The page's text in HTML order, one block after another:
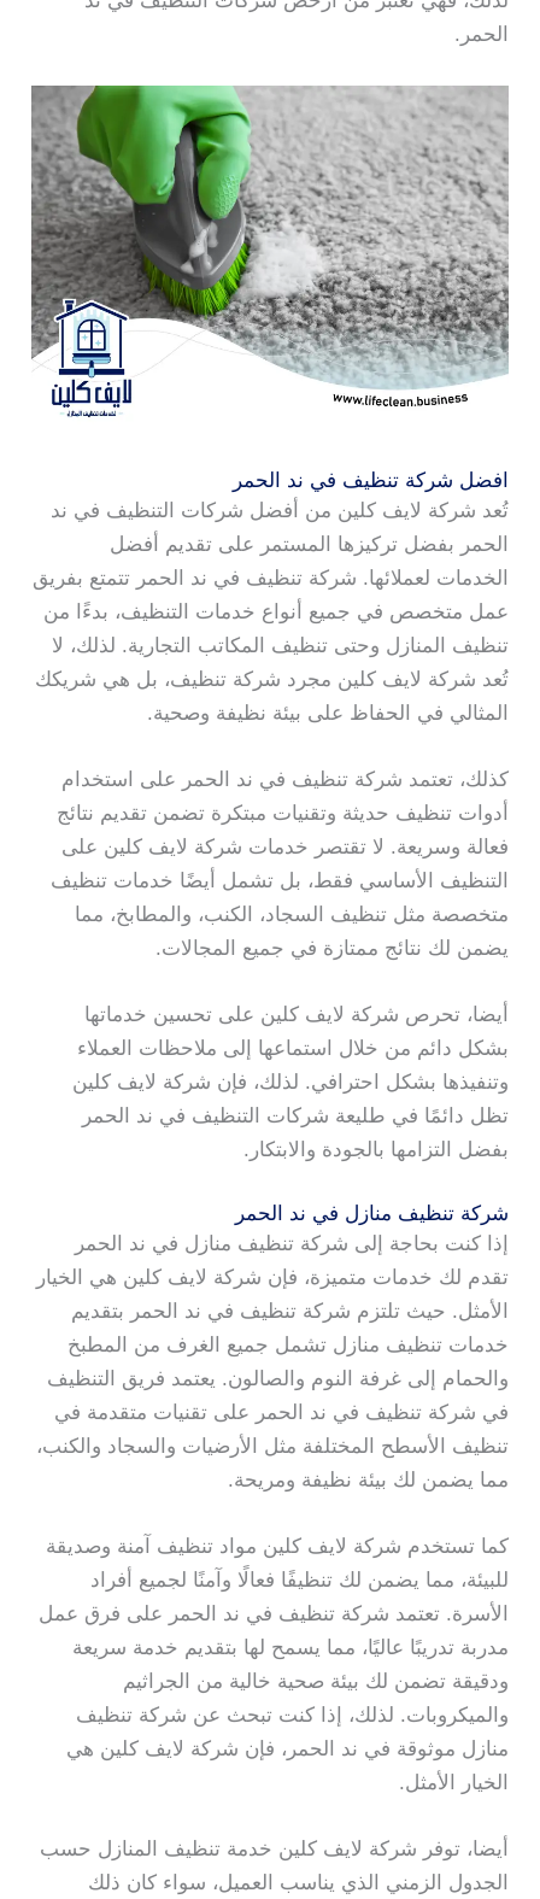
الحمر.
افضل شركة تنظيف في ند الحمر
تُعد شركة لايف كلين من أفضل شركات التنظيف في ند
الحمر بفضل تركيزها المستمر على تقديم أفضل
الخدمات لعملائها. شركة تنظيف في ند الحمر تتمتع بفريق
عمل متخصص في جميع أنواع خدمات التنظيف، بدءًا من
تنظيف المنازل وحتى تنظيف المكاتب التجارية. لذلك، لا
تُعد شركة لايف كلين مجرد شركة تنظيف، بل هي شريكك
المثالي في الحفاظ على بيئة نظيفة وصحية.
كذلك، تعتمد شركة تنظيف في ند الحمر على استخدام
أدوات تنظيف حديثة وتقنيات مبتكرة تضمن تقديم نتائج
فعالة وسريعة. لا تقتصر خدمات شركة لايف كلين على
التنظيف الأساسي فقط، بل تشمل أيضًا خدمات تنظيف
متخصصة مثل تنظيف السجاد، الكنب، والمطابخ، مما
يضمن لك نتائج ممتازة في جميع المجالات.
أيضا، تحرص شركة لايف كلين على تحسين خدماتها
بشكل دائم من خلال استماعها إلى ملاحظات العملاء
وتنفيذها بشكل احترافي. لذلك، فإن شركة لايف كلين
تظل دائمًا في طليعة شركات التنظيف في ند الحمر
بفضل التزامها بالجودة والابتكار.
شركة تنظيف منازل في ند الحمر
إذا كنت بحاجة إلى شركة تنظيف منازل في ند الحمر
تقدم لك خدمات متميزة، فإن شركة لايف كلين هي الخيار
الأمثل. حيث تلتزم شركة تنظيف في ند الحمر بتقديم
خدمات تنظيف منازل تشمل جميع الغرف من المطبخ
والحمام إلى غرفة النوم والصالون. يعتمد فريق التنظيف
في شركة تنظيف في ند الحمر على تقنيات متقدمة في
تنظيف الأسطح المختلفة مثل الأرضيات والسجاد والكنب،
مما يضمن لك بيئة نظيفة ومريحة.
كما تستخدم شركة لايف كلين مواد تنظيف آمنة وصديقة
للبيئة، مما يضمن لك تنظيفًا فعالًا وآمنًا لجميع أفراد
الأسرة. تعتمد شركة تنظيف في ند الحمر على فرق عمل
مدربة تدريبًا عاليًا، مما يسمح لها بتقديم خدمة سريعة
ودقيقة تضمن لك بيئة صحية خالية من الجراثيم
والميكروبات. لذلك، إذا كنت تبحث عن شركة تنظيف
منازل موثوقة في ند الحمر، فإن شركة لايف كلين هي
الخيار الأمثل.
أيضا، توفر شركة لايف كلين خدمة تنظيف المنازل حسب
الجدول الزمني الذي يناسب العميل، سواء كان ذلك